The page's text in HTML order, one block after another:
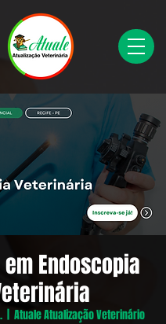
Endoscopia
  |
Atuale Atualização Veterinário